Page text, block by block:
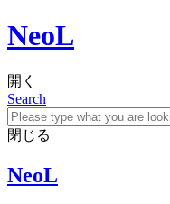
NeoL
開く
Search
閉じる
NeoL